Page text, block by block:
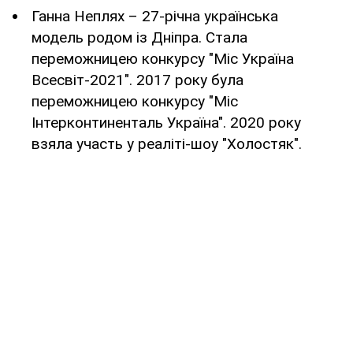
Ганна Неплях – 27-річна українська
модель родом із Дніпра. Стала
переможницею конкурсу "Міс Україна
Всесвіт-2021". 2017 року була
переможницею конкурсу "Міс
Інтерконтиненталь Україна". 2020 року
взяла участь у реаліті-шоу "Холостяк".